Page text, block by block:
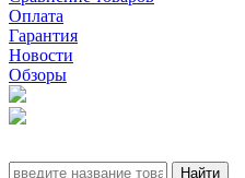
Оплата
Гарантия
Новости
Обзоры